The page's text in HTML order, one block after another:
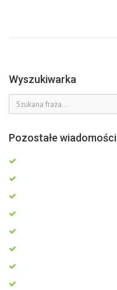
Wyszukiwarka
Pozostałe wiadomości